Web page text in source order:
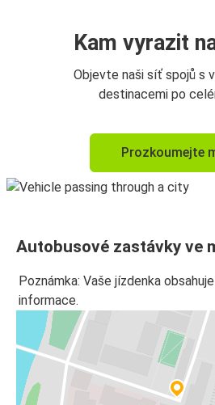
Kam vyrazit
Objevte naši síť spojů s
destinacemi po
Prozkoumejte
Autobusové zastávky ve
Poznámka: Vaše jízdenka
informace.